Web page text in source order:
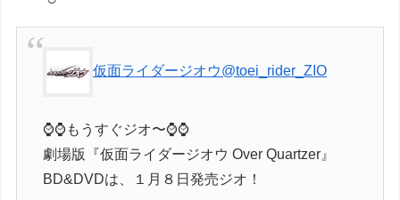
仮面ライダージオウ@toei_rider_ZIO
⌚️⌚️もうすぐジオ〜⌚️⌚️
劇場版『仮面ライダージオウ Over Quartzer』
BD&DVDは、１月８日発売ジオ！